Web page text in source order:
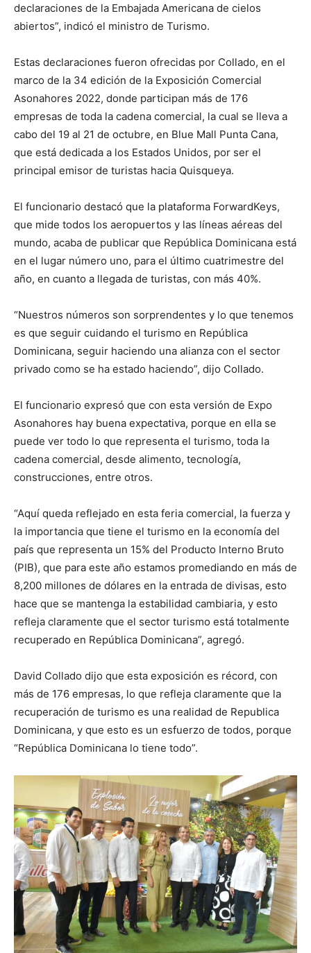
declaraciones de la Embajada Americana de cielos
abiertos”, indicó el ministro de Turismo.
Estas declaraciones fueron ofrecidas por Collado, en el
marco de la 34 edición de la Exposición Comercial
Asonahores 2022, donde participan más de 176
empresas de toda la cadena comercial, la cual se lleva a
cabo del 19 al 21 de octubre, en Blue Mall Punta Cana,
que está dedicada a los Estados Unidos, por ser el
principal emisor de turistas hacia Quisqueya.
El funcionario destacó que la plataforma ForwardKeys,
que mide todos los aeropuertos y las líneas aéreas del
mundo, acaba de publicar que República Dominicana está
en el lugar número uno, para el último cuatrimestre del
año, en cuanto a llegada de turistas, con más 40%.
“Nuestros números son sorprendentes y lo que tenemos
es que seguir cuidando el turismo en República
Dominicana, seguir haciendo una alianza con el sector
privado como se ha estado haciendo”, dijo Collado.
El funcionario expresó que con esta versión de Expo
Asonahores hay buena expectativa, porque en ella se
puede ver todo lo que representa el turismo, toda la
cadena comercial, desde alimento, tecnología,
construcciones, entre otros.
“Aquí queda reflejado en esta feria comercial, la fuerza y
la importancia que tiene el turismo en la economía del
país que representa un 15% del Producto Interno Bruto
(PIB), que para este año estamos promediando en más de
8,200 millones de dólares en la entrada de divisas, esto
hace que se mantenga la estabilidad cambiaria, y esto
refleja claramente que el sector turismo está totalmente
recuperado en República Dominicana”, agregó.
David Collado dijo que esta exposición es récord, con
más de 176 empresas, lo que refleja claramente que la
recuperación de turismo es una realidad de Republica
Dominicana, y que esto es un esfuerzo de todos, porque
“República Dominicana lo tiene todo”.